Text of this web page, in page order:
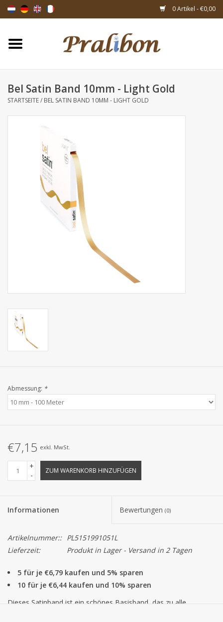
0 Artikel - €0,00
Startseite
Taschen & Beuteln
Geschenksartikeln
Verpackungsmaterialien
Bel Satin Band 10mm - Light Gold
STARTSEITE/ BEL SATIN BAND 10MM - LIGHT GOLD
Abmessung: *
€7,15 exkl. MwSt.
+
-
ZUM WARENKORB HINZUFÜGEN
Informationen Bewertungen (0)
Artikelnummer:: PL5151991051L
Lieferzeit:
Produkt in Lager - Versand in 2 Tagen
5 für je €6,79 kaufen und 5% sparen
10 für je €6,44 kaufen und 10% sparen
Dieses Satinband ist ein schönes Basisband, das zu alle